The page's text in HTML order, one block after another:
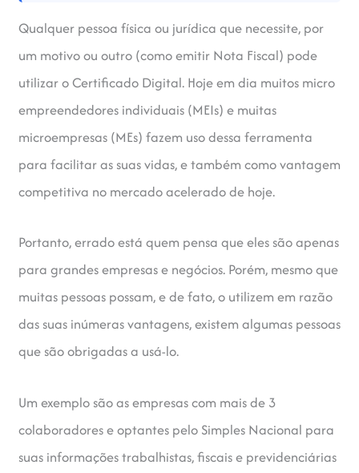
Qualquer pessoa física ou jurídica que necessite, por
um motivo ou outro (como emitir Nota Fiscal) pode
utilizar o Certificado Digital. Hoje em dia muitos micro
empreendedores individuais (MEIs) e muitas
microempresas (MEs) fazem uso dessa ferramenta
para facilitar as suas vidas, e também como vantagem
competitiva no mercado acelerado de hoje.
Portanto, errado está quem pensa que eles são apenas
para grandes empresas e negócios. Porém, mesmo que
muitas pessoas possam, e de fato, o utilizem em razão
das suas inúmeras vantagens, existem algumas pessoas
que são obrigadas a usá-lo.
Um exemplo são as empresas com mais de 3
colaboradores e optantes pelo Simples Nacional para
suas informações trabalhistas, fiscais e previdenciárias